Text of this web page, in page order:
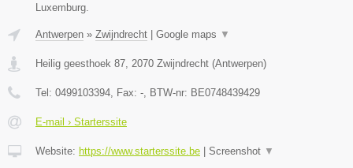
Luxemburg.
Antwerpen » Zwijndrecht Google maps ▼
Heilig geesthoek 87, 2070 Zwijndrecht (Antwerpen)
Tel: 0499103394, Fax: -, BTW-nr: BE0748439429
E-mail › Starterssite
Website: https://www.starterssite.be Screenshot ▼